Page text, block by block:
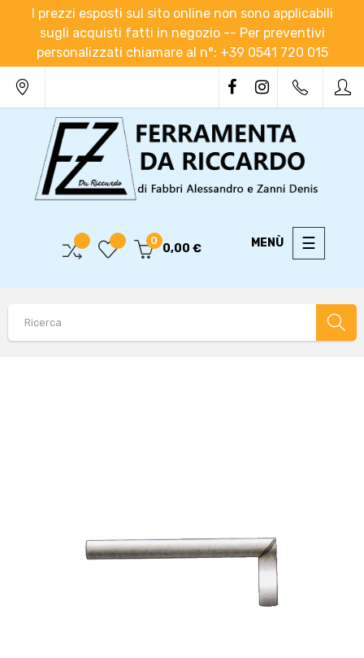
I prezzi esposti sul sito online non sono applicabili
sugli acquisti fatti in negozio -- Per preventivi
personalizzati chiamare al n°: +39 0541 720 015
Toggle
☰
0
0,00 €